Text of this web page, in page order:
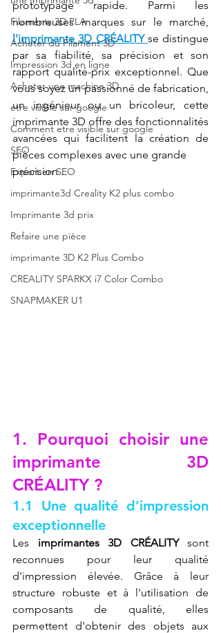
Filaments 3D PLA
Acheter du Filament 3D
Impression 3d en ligne
Acheter une machine 3D
etre visible sur google
Comment etre visible sur google
SEO
Expert en SEO
imprimante3d Creality K2 plus combo
Imprimante 3d prix
Refaire une pièce
imprimante 3D K2 Plus Combo
CREALITY SPARKX i7 Color Combo
SNAPMAKER U1
prototypage rapide. Parmi les
l'imprimante 3D CRÉALITY se distingue
par sa fiabilité, sa précision et son
rapport qualité-prix exceptionnel. Que
vous soyez un passionné de fabrication,
un ingénieur ou un bricoleur, cette
imprimante 3D offre des fonctionnalités
avancées qui facilitent la création de
pièces complexes avec une grande
précision .
1. Pourquoi choisir une
imprimante 3D
CRÉALITY ?
1.1 Une qualité d’impression
exceptionnelle
Les imprimantes 3D CRÉALITY sont
reconnues pour leur qualité
d'impression élevée. Grâce à leur
structure robuste et à l'utilisation de
composants de qualité, elles
permettent d'obtenir des objets aux